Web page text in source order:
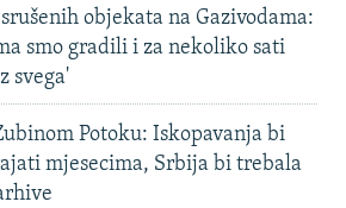
objekata na Gazivodama:
smo gradili i za nekoliko sati
svega'
Potoku: Iskopavanja bi
mjesecima, Srbija bi trebala